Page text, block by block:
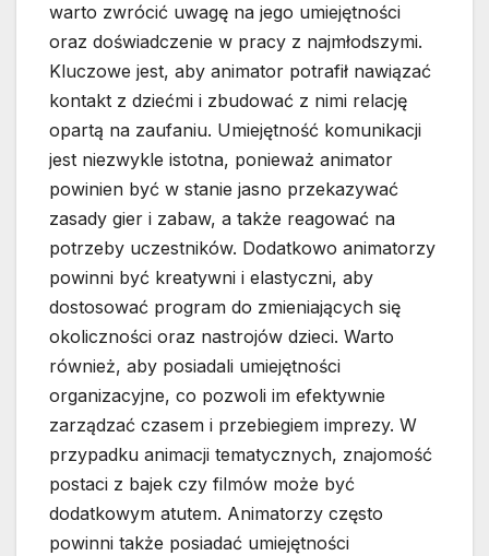
warto zwrócić uwagę na jego umiejętności
oraz doświadczenie w pracy z najmłodszymi.
Kluczowe jest, aby animator potrafił nawiązać
kontakt z dziećmi i zbudować z nimi relację
opartą na zaufaniu. Umiejętność komunikacji
jest niezwykle istotna, ponieważ animator
powinien być w stanie jasno przekazywać
zasady gier i zabaw, a także reagować na
potrzeby uczestników. Dodatkowo animatorzy
powinni być kreatywni i elastyczni, aby
dostosować program do zmieniających się
okoliczności oraz nastrojów dzieci. Warto
również, aby posiadali umiejętności
organizacyjne, co pozwoli im efektywnie
zarządzać czasem i przebiegiem imprezy. W
przypadku animacji tematycznych, znajomość
postaci z bajek czy filmów może być
dodatkowym atutem. Animatorzy często
powinni także posiadać umiejętności